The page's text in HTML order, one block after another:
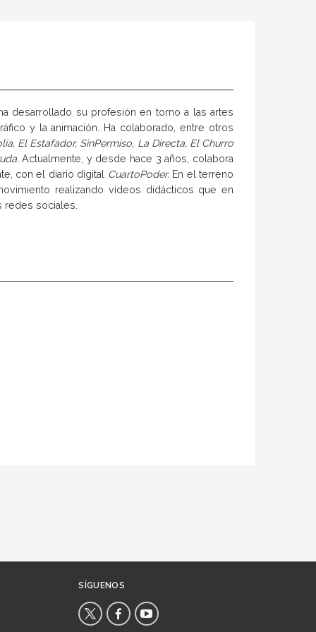
desarrollado su profesión en torno a las artes
y la animación. Ha colaborado, entre otros
El Estafador, SinPermiso, La Directa, El Churro
. Actualmente, y desde hace 3 años, colabora
con el diario digital CuartoPoder.En el terreno
realizando vídeos didácticos que en
redes sociales.
SÍGUENOS